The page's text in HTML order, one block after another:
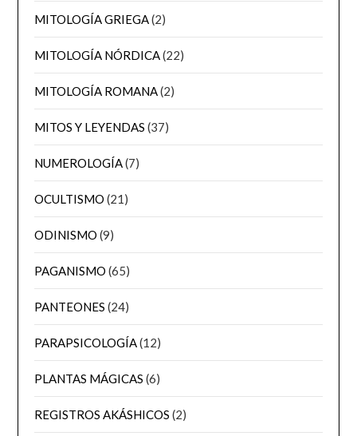
MITOLOGÍA GRIEGA(2)
MITOLOGÍA NÓRDICA(22)
MITOLOGÍA ROMANA(2)
MITOS Y LEYENDAS (37)
NUMEROLOGÍA(7)
OCULTISMO (21)
ODINISMO (9)
PAGANISMO (65)
PANTEONES (24)
PARAPSICOLOGÍA(12)
PLANTAS MÁGICAS (6)
REGISTROS AKÁSHICOS (2)